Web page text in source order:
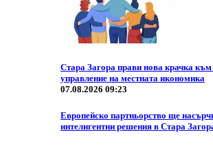
Стара Загора прави нова крачка към
управление на местната икономика
07.08.2026 09:23
Европейско партньорство ще
интелигентни решения в Стара